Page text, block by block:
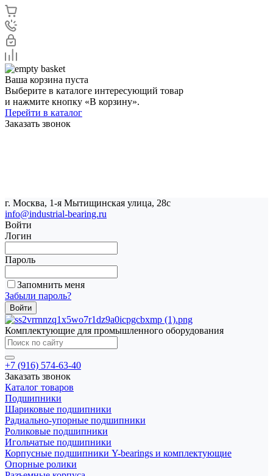
Ваша корзина пуста
Выберите в каталоге интересующий товар
и нажмите кнопку «В корзину».
Перейти в каталог
Заказать звонок
г. Москва, 1-я Мытищинская улица, 28с
info@industrial-bearing.ru
Войти
Логин
Пароль
Запомнить меня
Забыли пароль?
Комплектующие для промышленного оборудования
+7 (916) 574-63-40
Заказать звонок
Каталог товаров
Подшипники
Шариковые подшипники
Радиально-упорные подшипники
Роликовые подшипники
Игольчатые подшипники
Корпусные подшипники Y-bearings и комплектующие
Опорные ролики